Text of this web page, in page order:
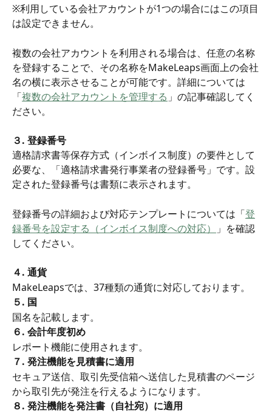
※利用している会社アカウントが1つの場合にはこの項目
は設定できません。
複数の会社アカウントを利用される場合は、任意の名称
を登録することで、その名称をMakeLeaps画面上の会社
名の横に表示させることが可能です。詳細については
「複数の会社アカウントを管理する 」の記事確認してく
ださい。
３. 登録番号
適格請求書等保存方式（インボイス制度）の要件として
必要な、「適格請求書発行事業者の登録番号」です。設
定された登録番号は書類に表示されます。
登録番号の詳細および対応テンプレートについては「登
録番号を設定する（インボイス制度への対応）
」を確認
してください。
４. 通貨
MakeLeapsでは、37種類の通貨に対応しております。
５. 国
国名を記載します。
６. 会計年度初め
レポート機能に使用されます。
７. 発注機能を見積書に適用
セキュア送信、取引先受信箱へ送信した見積書のページ
から取引先が発注を行えるようになります。
８. 発注機能を発注書（自社宛）に適用